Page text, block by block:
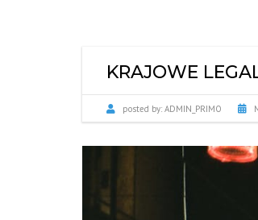
KRAJOWE
posted by: ADMIN_PRIMO